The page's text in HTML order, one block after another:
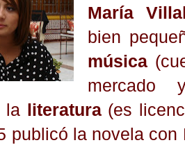
María
bien
música
mercado
la literatura(es
publicó la novela